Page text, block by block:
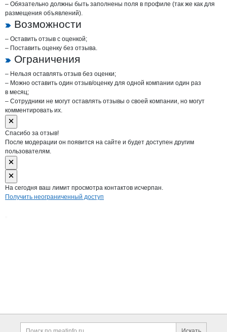
– Обязательно должны быть заполнены поля в профиле (так же как для
размещения объявлений).
Возможности
– Оставить отзыв с оценкой;
– Поставить оценку без отзыва.
Ограничения
– Нельзя оставлять отзыв без оценки;
– Можно оставить один отзыв/оценку для одной компании один раз
в месяц;
– Сотрудники не могут оставлять отзывы о своей компании, но могут
комментировать их.
Спасибо за отзыв!
После модерации он появится на сайте и будет доступен другим
пользователям.
На сегодня ваш лимит просмотра контактов исчерпан.
Получить неограниченный доступ
Дополнительная информация
Поиск по сайту и